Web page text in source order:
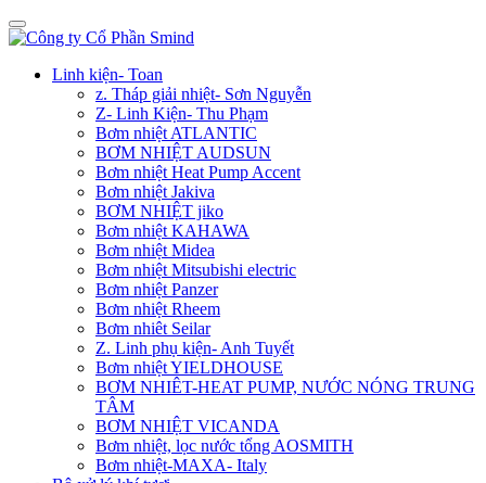
Linh kiện- Toan
z. Tháp giải nhiệt- Sơn Nguyễn
Z- Linh Kiện- Thu Phạm
Bơm nhiệt ATLANTIC
BƠM NHIỆT AUDSUN
Bơm nhiệt Heat Pump Accent
Bơm nhiệt Jakiva
BƠM NHIỆT jiko
Bơm nhiệt KAHAWA
Bơm nhiệt Midea
Bơm nhiệt Mitsubishi electric
Bơm nhiệt Panzer
Bơm nhiệt Rheem
Bơm nhiêt Seilar
Z. Linh phụ kiện- Anh Tuyết
Bơm nhiệt YIELDHOUSE
BƠM NHIÊT-HEAT PUMP, NƯỚC NÓNG TRUNG
TÂM
BƠM NHIỆT VICANDA
Bơm nhiệt, lọc nước tổng AOSMITH
Bơm nhiệt-MAXA- Italy